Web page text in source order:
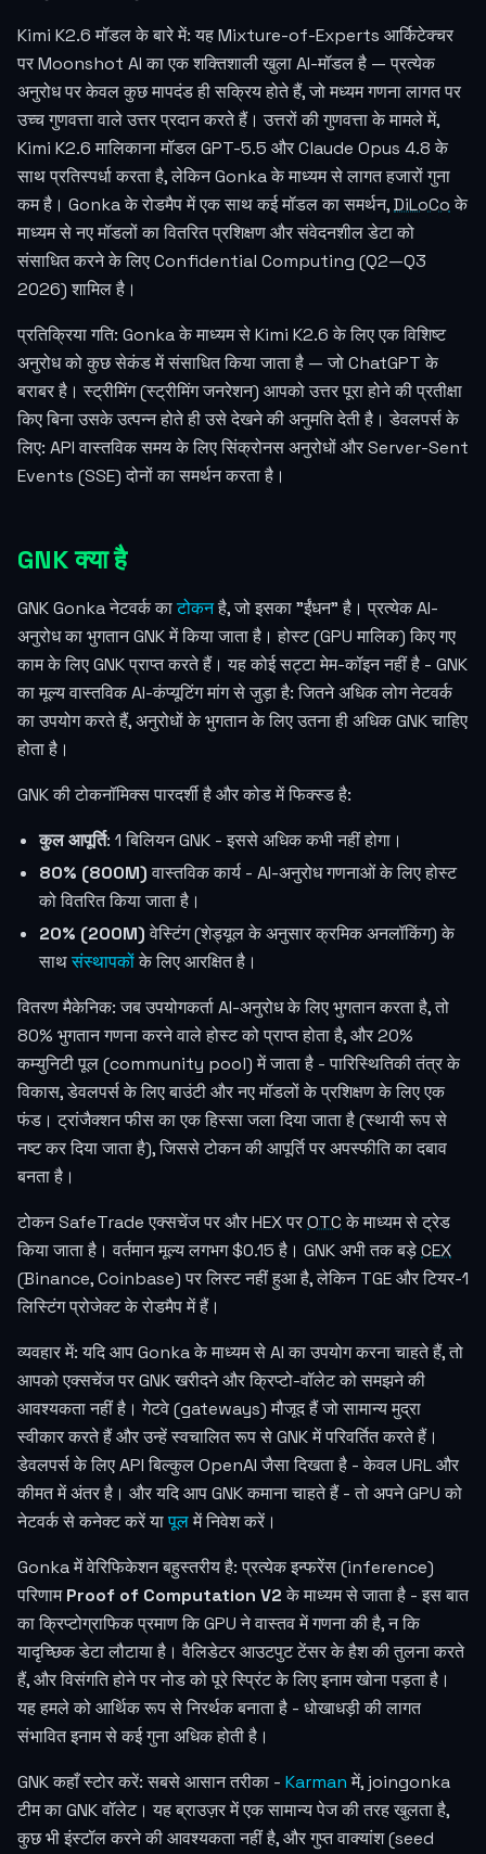
Kimi K2.6 मॉडल के बारे में: यह Mixture-of-Experts आर्किटेक्चर
पर Moonshot AI का एक शक्तिशाली खुला AI-मॉडल है — प्रत्येक
अनुरोध पर केवल कुछ मापदंड ही सक्रिय होते हैं, जो मध्यम गणना लागत पर
उच्च गुणवत्ता वाले उत्तर प्रदान करते हैं। उत्तरों की गुणवत्ता के मामले में,
Kimi K2.6 मालिकाना मॉडल GPT-5.5 और Claude Opus 4.8 के
साथ प्रतिस्पर्धा करता है, लेकिन Gonka के माध्यम से लागत हजारों गुना
कम है। Gonka के रोडमैप में एक साथ कई मॉडल का समर्थन,DiLoCoके
माध्यम से नए मॉडलों का वितरित प्रशिक्षण और संवेदनशील डेटा को
संसाधित करने के लिए Confidential Computing (Q2—Q3
2026) शामिल है।
प्रतिक्रिया गति: Gonka के माध्यम से Kimi K2.6 के लिए एक विशिष्ट
अनुरोध को कुछ सेकंड में संसाधित किया जाता है — जो ChatGPT के
बराबर है। स्ट्रीमिंग (स्ट्रीमिंग जनरेशन) आपको उत्तर पूरा होने की प्रतीक्षा
किए बिना उसके उत्पन्न होते ही उसे देखने की अनुमति देती है। डेवलपर्स के
लिए: API वास्तविक समय के लिए सिंक्रोनस अनुरोधों और Server-Sent
Events (SSE) दोनों का समर्थन करता है।
GNK क्या है
GNK Gonka नेटवर्क काटोकनहै, जो इसका "ईंधन" है। प्रत्येक AI-
अनुरोध का भुगतान GNK में किया जाता है। होस्ट (GPU मालिक) किए गए
काम के लिए GNK प्राप्त करते हैं। यह कोई सट्टा मेम-कॉइन नहीं है - GNK
का मूल्य वास्तविक AI-कंप्यूटिंग मांग से जुड़ा है: जितने अधिक लोग नेटवर्क
का उपयोग करते हैं, अनुरोधों के भुगतान के लिए उतना ही अधिक GNK चाहिए
होता है।
GNK की टोकनॉमिक्स पारदर्शी है और कोड में फिक्स्ड है:
कुल आपूर्ति: 1 बिलियन GNK - इससे अधिक कभी नहीं होगा।
80% (800M)वास्तविक कार्य - AI-अनुरोध गणनाओं के लिए होस्ट
को वितरित किया जाता है।
20% (200M)वेस्टिंग (शेड्यूल के अनुसार क्रमिक अनलॉकिंग) के
साथसंस्थापकोंके लिए आरक्षित है।
वितरण मैकेनिक: जब उपयोगकर्ता AI-अनुरोध के लिए भुगतान करता है, तो
80% भुगतान गणना करने वाले होस्ट को प्राप्त होता है, और 20%
कम्युनिटी पूल (community pool) में जाता है - पारिस्थितिकी तंत्र के
विकास, डेवलपर्स के लिए बाउंटी और नए मॉडलों के प्रशिक्षण के लिए एक
फंड। ट्रांजैक्शन फीस का एक हिस्सा जला दिया जाता है (स्थायी रूप से
नष्ट कर दिया जाता है), जिससे टोकन की आपूर्ति पर अपस्फीति का दबाव
बनता है।
टोकन SafeTrade एक्सचेंज पर और HEX परOTCके माध्यम से ट्रेड
किया जाता है। वर्तमान मूल्य लगभग$0.15है। GNK अभी तक बड़ेCEX
(Binance, Coinbase) पर लिस्ट नहीं हुआ है, लेकिन TGE और टियर-1
लिस्टिंग प्रोजेक्ट के रोडमैप में हैं।
व्यवहार में: यदि आप Gonka के माध्यम से AI का उपयोग करना चाहते हैं, तो
आपको एक्सचेंज पर GNK खरीदने और क्रिप्टो-वॉलेट को समझने की
आवश्यकता नहीं है। गेटवे (gateways) मौजूद हैं जो सामान्य मुद्रा
स्वीकार करते हैं और उन्हें स्वचालित रूप से GNK में परिवर्तित करते हैं।
डेवलपर्स के लिए API बिल्कुल OpenAI जैसा दिखता है - केवल URL और
कीमत में अंतर है। और यदि आप GNK कमाना चाहते हैं - तो अपने GPU को
नेटवर्क से कनेक्ट करें यापूलमें निवेश करें।
Gonka में वेरिफिकेशन बहुस्तरीय है: प्रत्येक इन्फरेंस (inference)
परिणामProof of Computation V2के माध्यम से जाता है - इस बात
का क्रिप्टोग्राफिक प्रमाण कि GPU ने वास्तव में गणना की है, न कि
यादृच्छिक डेटा लौटाया है। वैलिडेटर आउटपुट टेंसर के हैश की तुलना करते
हैं, और विसंगति होने पर नोड को पूरे स्प्रिंट के लिए इनाम खोना पड़ता है।
यह हमले को आर्थिक रूप से निरर्थक बनाता है - धोखाधड़ी की लागत
संभावित इनाम से कई गुना अधिक होती है।
GNK कहाँ स्टोर करें: सबसे आसान तरीका - Karmanमें, joingonka
टीम का GNK वॉलेट। यह ब्राउज़र में एक सामान्य पेज की तरह खुलता है,
कुछ भी इंस्टॉल करने की आवश्यकता नहीं है, और गुप्त वाक्यांश (seed